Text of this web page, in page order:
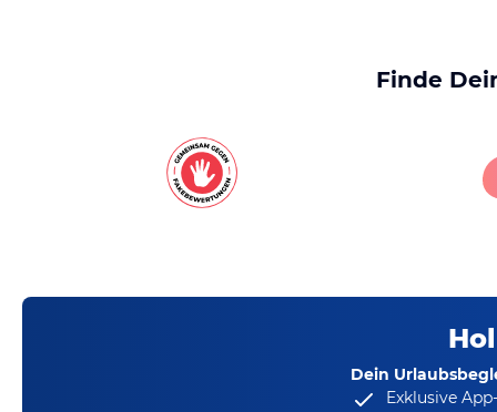
Finde
Dein
Exklusive